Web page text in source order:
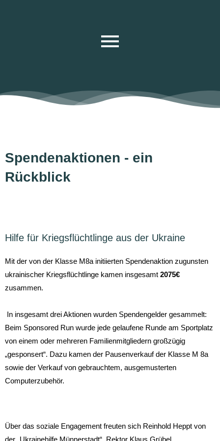
Spendenaktionen - ein
Rückblick
Hilfe für Kriegsflüchtlinge aus der Ukraine
Mit der von der Klasse M8a initiierten Spendenaktion zugunsten
ukrainischer Kriegsflüchtlinge kamen insgesamt 2075€
zusammen.
In insgesamt drei Aktionen wurden Spendengelder gesammelt:
Beim Sponsored Run wurde jede gelaufene Runde am Sportplatz
von einem oder mehreren Familienmitgliedern großzügig
„gesponsert“. Dazu kamen der Pausenverkauf der Klasse M 8a
sowie der Verkauf von gebrauchtem, ausgemusterten
Computerzubehör.
Über das soziale Engagement freuten sich Reinhold Heppt von
der „Ukrainehilfe Münnerstadt“, Rektor Klaus Grübel,